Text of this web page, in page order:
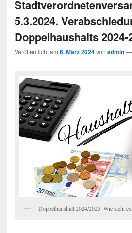
5.3.2024.
Doppelhaushalts 2024-
Veröffentlicht am 6. März 2024von admin—
Doppelhaushalt 2024/2025. Wie sieht